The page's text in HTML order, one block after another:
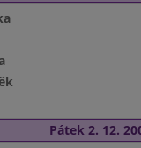
Pátek 2. 12.